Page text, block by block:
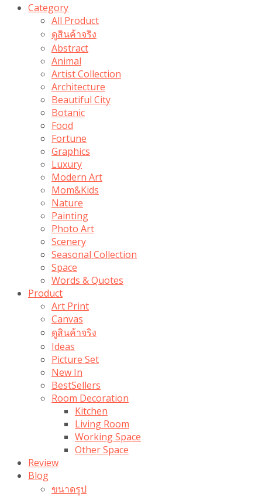
Category
All Product
ดูสินค้าจริง
Abstract
Animal
Artist Collection
Architecture
Beautiful City
Botanic
Food
Fortune
Graphics
Luxury
Modern Art
Mom&Kids
Nature
Painting
Photo Art
Scenery
Seasonal Collection
Space
Words & Quotes
Product
Art Print
Canvas
ดูสินค้าจริง
Ideas
Picture Set
New In
BestSellers
Room Decoration
Kitchen
Living Room
Working Space
Other Space
Review
Blog
ขนาดรูป